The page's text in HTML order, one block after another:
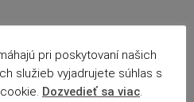
v
pri poskytovaní našich
služieb vyjadrujete súhlas s
Dozvedieť sa viac.